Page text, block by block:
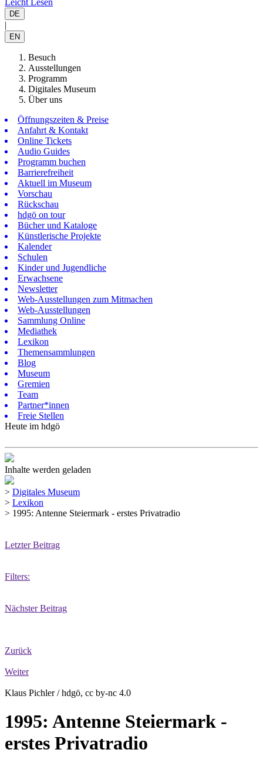
Leicht Lesen
DE
|
EN
Besuch
Ausstellungen
Programm
Digitales Museum
Über uns
Öffnungszeiten & Preise
Anfahrt & Kontakt
Online Tickets
Audio Guides
Programm buchen
Barrierefreiheit
Aktuell im Museum
Vorschau
Rückschau
hdgö on tour
Bücher und Kataloge
Künstlerische Projekte
Kalender
Schulen
Kinder und Jugendliche
Erwachsene
Newsletter
Web-Ausstellungen zum Mitmachen
Web-Ausstellungen
Sammlung Online
Mediathek
Lexikon
Themensammlungen
Blog
Museum
Gremien
Team
Partner*innen
Freie Stellen
Heute im hdgö
Inhalte werden geladen
> Digitales Museum
> Lexikon
> 1995: Antenne Steiermark - erstes Privatradio
Letzter Beitrag
Filters:
Nächster Beitrag
Zurück
Weiter
Klaus Pichler / hdgö, cc by-nc 4.0
1995: Antenne Steiermark -
erstes Privatradio